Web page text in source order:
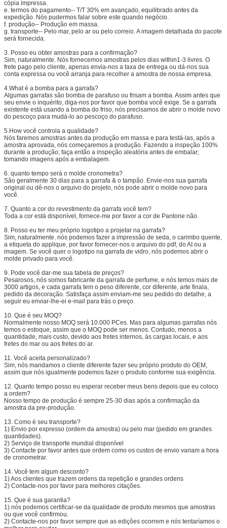
cópia impressa.
e. termos do pagamento-- T/T 30% em avançado, equilibrado antes da
expedição. Nós pudermos falar sobre este quando negócio.
f. produção-- Produção em massa.
g. transporte-- Pelo mar, pelo ar ou pelo correio. A imagem detalhada do pacote
será fornecida.
3. Posso eu obter amostras para a confirmação?
Sim, naturalmente. Nós fornecemos amostras pelos dias within1-3 livres. O
frete pago pelo cliente, apenas envia-nos a taxa de entrega ou dá-nos sua
conta expressa ou você arranja para recolher a amostra de nossa empresa.
4.What é a bomba para a garrafa?
Algumas garrafas são bomba de parafuso ou frisam a bomba. Assim antes que
seu envie o inquérito, diga-nos por favor que bomba você exige. Se a garrafa
existente está usando a bomba do friso, nós precisamos de abrir o molde novo
do pescoço para mudá-lo ao pescoço do parafuso.
5.How você controla a qualidade?
Nós faremos amostras antes da produção em massa e para testá-las, após a
amostra aprovada, nós começaremos a produção. Fazendo a inspeção 100%
durante a produção; faça então a inspeção aleatória antes de embalar;
tomando imagens após a embalagem.
6. quanto tempo será o molde cronometra?
São geralmente 30 dias para a garrafa & o tampão. Envie-nos sua garrafa
original ou dê-nos o arquivo do projeto, nós pode abrir o molde novo para
você.
7. Quanto a cor do revestimento da garrafa você tem?
Toda a cor está disponível, fornece-me por favor a cor de Pantone não.
8. Posso eu ter meu próprio logotipo a projetar na garrafa?
Sim, naturalmente. nós podemos fazer a impressão de seda, o carimbo quente,
a etiqueta do applique, por favor fornecer-nos o arquivo do pdf, do AI ou a
imagem. Se você quer o logotipo na garrafa de vidro, nós podemos abrir o
molde privado para você.
9. Pode você dar-me sua tabela de preços?
Pesarosos, nós somos fabricante da garrafa de perfume, e nós temos mais de
3000 artigos, e cada garrafa tem o peso diferente, cor diferente, arte finala,
pedido da decoração. Satisfaça assim enviam-me seu pedido do detalhe, a
seguir eu enviar-lhe-ei e-mail para trás o preço.
10. Que é seu MOQ?
Normalmente nosso MOQ será 10.000 PCes. Mas para algumas garrafas nós
temos o estoque, assim que o MOQ pode ser menos. Contudo, menos a
quantidade, mais custo, devido aos fretes internos, às cargas locais, e aos
fretes do mar ou aos fretes do ar.
11. Você aceita personalizado?
Sim, nós mandamos o cliente diferente fazer seu próprio produto do OEM,
assim que nós igualmente podemos fazer o produto conforme sua exigência.
12. Quanto tempo posso eu esperar receber meus bens depois que eu coloco
a ordem?
Nosso tempo de produção é sempre 25-30 dias após a confirmação da
amostra da pre-produção.
13. Como é seu transporte?
1) Envio por expresso (ordem da amostra) ou pelo mar (pedido em grandes
quantidades).
2) Serviço de transporte mundial disponível
3) Contacte por favor antes que ordem como os custos de envio variam a hora
de cronometrar.
14. Você tem algum desconto?
1) Aos clientes que trazem ordens da repetição e grandes ordens
2) Contacte-nos por favor para melhores citações.
15. Que é sua garantia?
1) nós podemos certificar-se da qualidade de produto mesmos que amostras
ou que você confirmou.
2) Contacte-nos por favor sempre que as edições ocorrem e nós tentaríamos o